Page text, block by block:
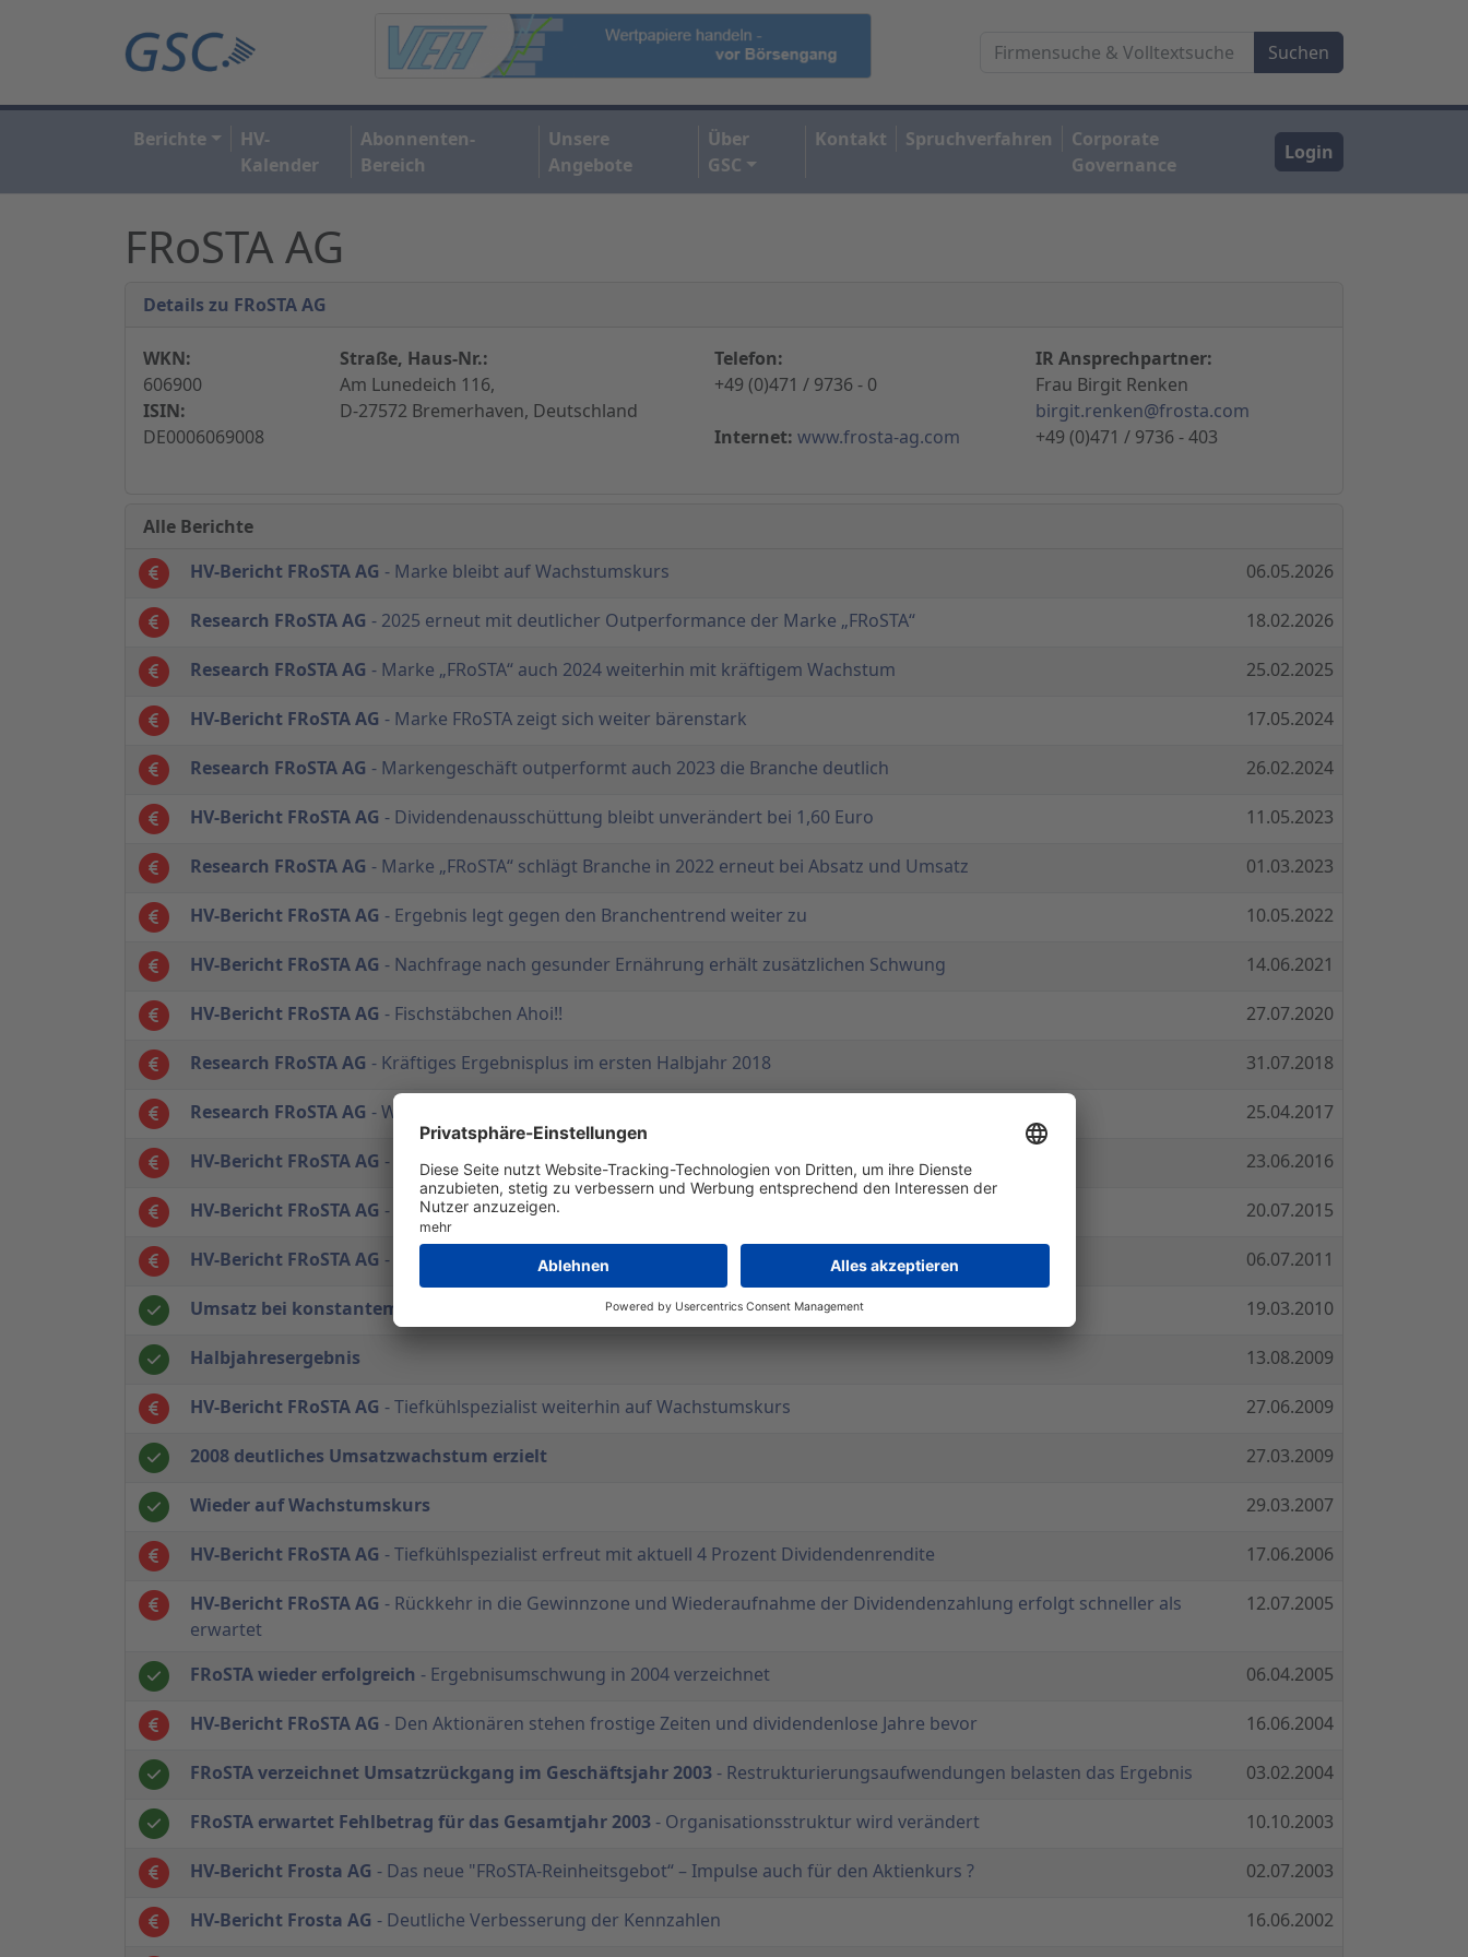
Berichte
HV-
Kalender
Abonnenten-
Bereich
Unsere
Angebote
Über
GSC
Kontakt Spruchverfahren
Corporate
Governance
Login
FRoSTA AG
Details zu FRoSTA AG
WKN:
606900
ISIN:
DE0006069008
Straße, Haus-Nr.:
Am Lunedeich 116,
D-27572 Bremerhaven, Deutschland
Telefon:
+49 (0)471 / 9736 - 0
Internet: www.frosta-ag.com
IR Ansprechpartner:
Frau Birgit Renken
birgit.renken@frosta.com
+49 (0)471 / 9736 - 403
Alle Berichte
HV-Bericht FRoSTA AG - Marke bleibt auf Wachstumskurs 06.05.2026
Research FRoSTA AG - 2025 erneut mit deutlicher Outperformance der Marke „FRoSTA“ 18.02.2026
Research FRoSTA AG - Marke „FRoSTA“ auch 2024 weiterhin mit kräftigem Wachstum 25.02.2025
HV-Bericht FRoSTA AG - Marke FRoSTA zeigt sich weiter bärenstark 17.05.2024
Research FRoSTA AG - Markengeschäft outperformt auch 2023 die Branche deutlich 26.02.2024
HV-Bericht FRoSTA AG - Dividendenausschüttung bleibt unverändert bei 1,60 Euro 11.05.2023
Research FRoSTA AG - Marke „FRoSTA“ schlägt Branche in 2022 erneut bei Absatz und Umsatz 01.03.2023
HV-Bericht FRoSTA AG - Ergebnis legt gegen den Branchentrend weiter zu 10.05.2022
HV-Bericht FRoSTA AG - Nachfrage nach gesunder Ernährung erhält zusätzlichen Schwung 14.06.2021
HV-Bericht FRoSTA AG - Fischstäbchen Ahoi!! 27.07.2020
Research FRoSTA AG - Kräftiges Ergebnisplus im ersten Halbjahr 2018 31.07.2018
Research FRoSTA AG - Wachstum 2016 abermals über dem Branchenschnitt 25.04.2017
HV-Bericht FRoSTA AG - Erneute Rekordwerte bei Umsatz und Ergebnis 23.06.2016
HV-Bericht FRoSTA AG - Rekordergebnis und Rekorddividende von 1,36 Euro je Aktie 20.07.2015
HV-Bericht FRoSTA AG - Zweites Standbein soll weiteres Wachstum ermöglichen 06.07.2011
Umsatz bei konstantem Gewinn gesteigert 19.03.2010
Halbjahresergebnis 13.08.2009
HV-Bericht FRoSTA AG - Tiefkühlspezialist weiterhin auf Wachstumskurs 27.06.2009
2008 deutliches Umsatzwachstum erzielt 27.03.2009
Wieder auf Wachstumskurs 29.03.2007
HV-Bericht FRoSTA AG - Tiefkühlspezialist erfreut mit aktuell 4 Prozent Dividendenrendite 17.06.2006
HV-Bericht FRoSTA AG - Rückkehr in die Gewinnzone und Wiederaufnahme der Dividendenzahlung erfolgt schneller als
erwartet
12.07.2005
FRoSTA wieder erfolgreich - Ergebnisumschwung in 2004 verzeichnet 06.04.2005
HV-Bericht FRoSTA AG - Den Aktionären stehen frostige Zeiten und dividendenlose Jahre bevor 16.06.2004
FRoSTA verzeichnet Umsatzrückgang im Geschäftsjahr 2003 - Restrukturierungsaufwendungen belasten das Ergebnis 03.02.2004
FRoSTA erwartet Fehlbetrag für das Gesamtjahr 2003- Organisationsstruktur wird verändert 10.10.2003
HV-Bericht Frosta AG - Das neue "FRoSTA-Reinheitsgebot“ – Impulse auch für den Aktienkurs ? 02.07.2003
HV-Bericht Frosta AG - Deutliche Verbesserung der Kennzahlen 16.06.2002